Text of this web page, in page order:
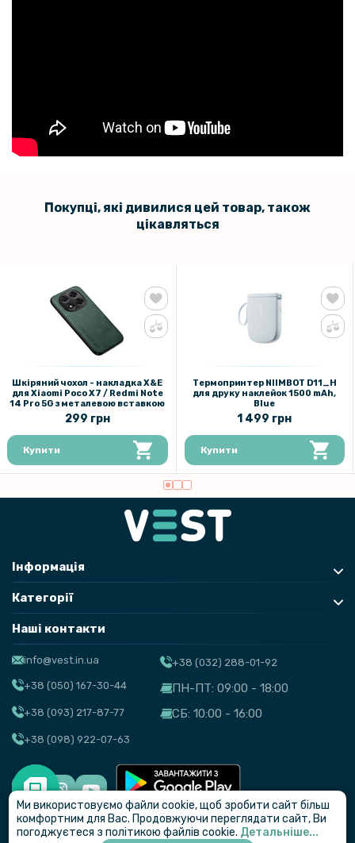
Покупці, які дивилися цей товар, також
цікавляться
Шкіряний чохол - накладка X&E
для Xiaomi Poco X7 / Redmi Note
14 Pro 5G з металевою вставкою
299 грн
Купити
Термопринтер NIIMBOT D11_H
для друку наклейок 1500 mAh,
Blue
1 499 грн
Купити
Інформація
Категорії
Наші контакти
info@vest.in.ua
+38 (050) 167-30-44
+38 (093) 217-87-77
+38 (098) 922-07-63
+38 (032) 288-01-92
ПН-ПТ: 09:00 - 18:00
СБ: 10:00 - 16:00
© VEST
Ми використовуємо файли cookie, щоб зробити сайт більш
комфортним для Вас. Продовжуючи переглядати сайт, Ви
погоджуєтеся з політикою файлів cookie. Детальніше...